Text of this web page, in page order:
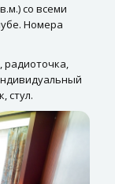
со всеми
Номера
радиоточка,
стул.